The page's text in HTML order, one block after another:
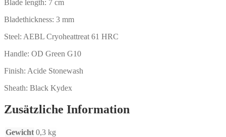
Blade length: 7 cm
Bladethickness: 3 mm
Steel: AEBL Cryoheattreat 61 HRC
Handle: OD Green G10
Finish: Acide Stonewash
Sheath: Black Kydex
Zusätzliche Information
Gewicht 0,3 kg